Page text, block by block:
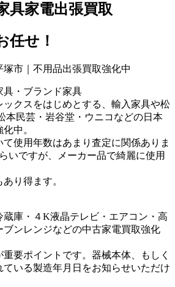
具家電出張買取
任せ！
塚市｜不用品出張買取強化中
具・ブランド家具
ックスをはじめとする、輸入家具や松
本民芸・岩谷堂・ウニコなどの日本
中。
使用年数はあまり査定に関係ありま
いですが、メーカー品で綺麗に使用
り得ます。
庫・４K液晶テレビ・エアコン・高
ンレンジなどの中古家電買取強化
要ポイントです。器械本体、もしく
いる製造年月日をお知らせいただけ